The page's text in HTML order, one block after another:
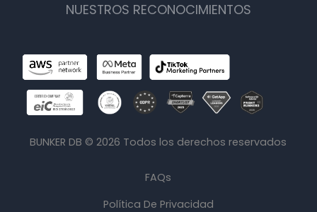
NUESTROS RECONOCIMIENTOS
BUNKER DB ©2026 Todos los derechos reservados
FAQs
Política De Privacidad